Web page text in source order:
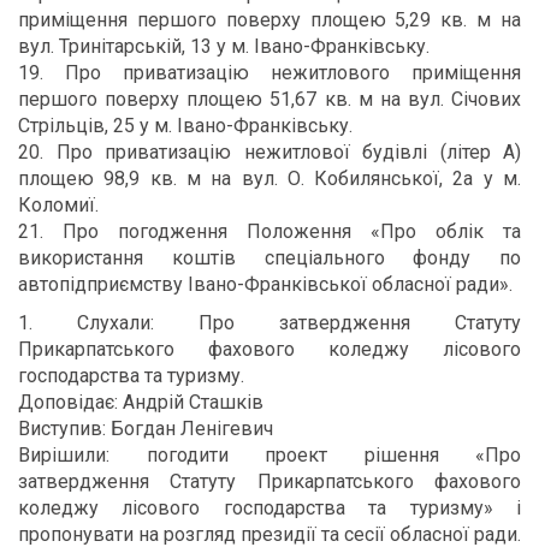
приміщення першого поверху площею 5,29 кв. м на
вул. Тринітарській, 13 у м. Івано-Франківську.
19. Про приватизацію нежитлового приміщення
першого поверху площею 51,67 кв. м на вул. Січових
Стрільців, 25 у м. Івано-Франківську.
20. Про приватизацію нежитлової будівлі (літер А)
площею 98,9 кв. м на вул. О. Кобилянської, 2а у м.
Коломиї.
21. Про погодження Положення «Про облік та
використання коштів спеціального фонду по
автопідприємству Івано-Франківської обласної ради».
1. Слухали: Про затвердження Статуту
Прикарпатського фахового коледжу лісового
господарства та туризму.
Доповідає: Андрій Сташків
Виступив: Богдан Ленігевич
Вирішили: погодити проект рішення «Про
затвердження Статуту Прикарпатського фахового
коледжу лісового господарства та туризму» і
пропонувати на розгляд президії та сесії обласної ради.